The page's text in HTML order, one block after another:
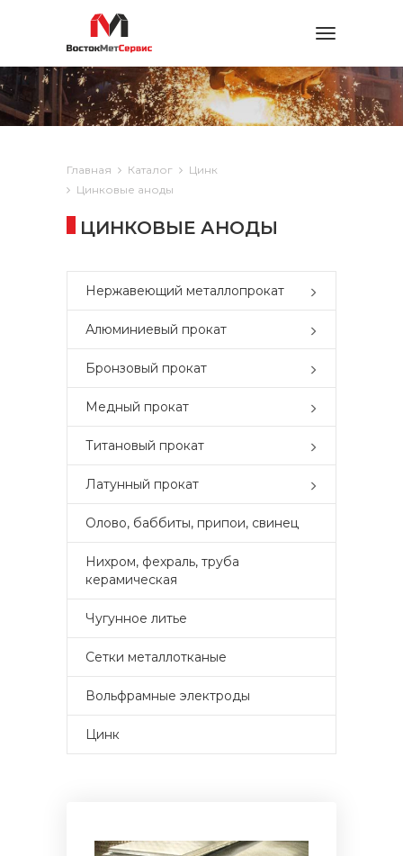
Toggle
Главная Каталог
Цинк
Цинковые аноды
ЦИНКОВЫЕ АНОДЫ
Нержавеющий металлопрокат
Алюминиевый прокат
Бронзовый прокат
Медный прокат
Титановый прокат
Латунный прокат
Олово, баббиты, припои, свинец
Нихром, фехраль, труба
керамическая
Чугунное литье
Сетки металлотканые
Вольфрамные электроды
Цинк